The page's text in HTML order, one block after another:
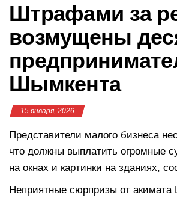
Штрафами за
возмущены
Шымкента
15 января, 2026
Представители малого бизнеса
что должны выплатить огромные
на окнах и картинки на зданиях,
Неприятные сюрпризы от